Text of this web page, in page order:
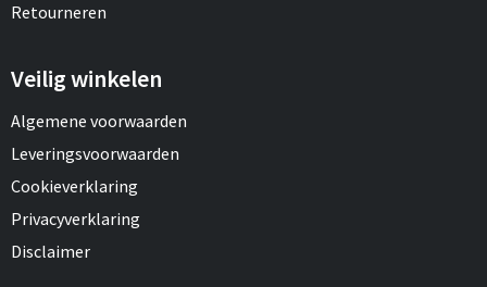
Retourneren
Veilig winkelen
Algemene voorwaarden
Leveringsvoorwaarden
Cookieverklaring
Privacyverklaring
Disclaimer